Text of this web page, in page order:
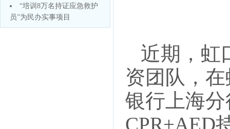
“培训8万名持证应急救护
员”为民办实事项目
近期，虹
资团队，
银行上海
CPR+AED